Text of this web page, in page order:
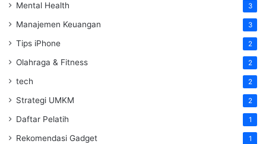
Mental Health 3
Manajemen Keuangan 3
Tips iPhone 2
Olahraga & Fitness 2
tech 2
Strategi UMKM 2
Daftar Pelatih 1
Rekomendasi Gadget 1